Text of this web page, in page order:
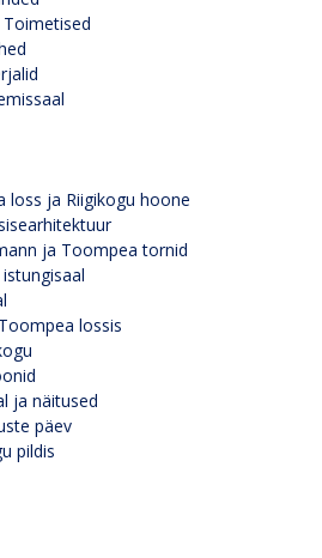
Toimetised
loss ja Riigikogu hoone
ja Toompea tornid
lossis
ja näitused
päev
pildis